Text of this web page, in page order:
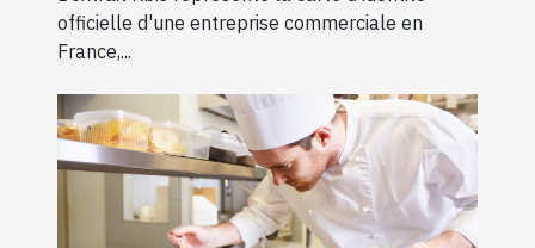
officielle d'une entreprise commerciale en
France,...